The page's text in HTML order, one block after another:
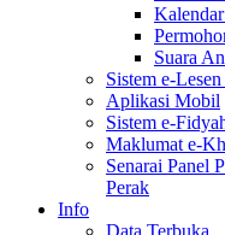
Suara
Sistem e-
Aplikasi Mobil
Sistem e-
Maklumat e-
Senarai Panel
Perak
Info
Data Terbuka